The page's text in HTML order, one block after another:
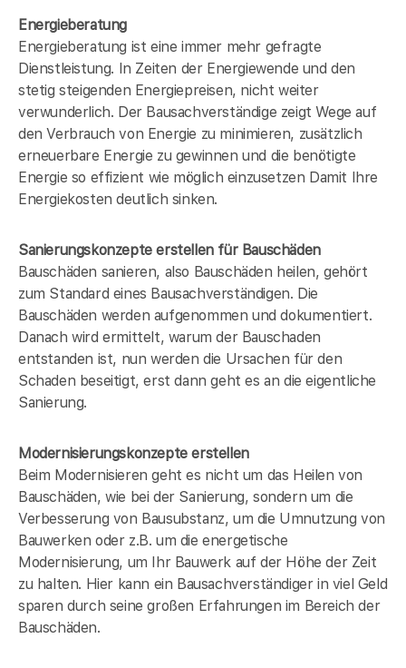
Energieberatung
Energieberatung ist eine immer mehr gefragte
Dienstleistung. In Zeiten der Energiewende und den
stetig steigenden Energiepreisen, nicht weiter
verwunderlich. Der Bausachverständige zeigt Wege auf
den Verbrauch von Energie zu minimieren, zusätzlich
erneuerbare Energie zu gewinnen und die benötigte
Energie so effizient wie möglich einzusetzen Damit Ihre
Energiekosten deutlich sinken.
Sanierungskonzepte erstellen für Bauschäden
Bauschäden sanieren, also Bauschäden heilen, gehört
zum Standard eines Bausachverständigen. Die
Bauschäden werden aufgenommen und dokumentiert.
Danach wird ermittelt, warum der Bauschaden
entstanden ist, nun werden die Ursachen für den
Schaden beseitigt, erst dann geht es an die eigentliche
Sanierung.
Modernisierungskonzepte erstellen
Beim Modernisieren geht es nicht um das Heilen von
Bauschäden, wie bei der Sanierung, sondern um die
Verbesserung von Bausubstanz, um die Umnutzung von
Bauwerken oder z.B. um die energetische
Modernisierung, um Ihr Bauwerk auf der Höhe der Zeit
zu halten. Hier kann ein Bausachverständiger in viel Geld
sparen durch seine großen Erfahrungen im Bereich der
Bauschäden.